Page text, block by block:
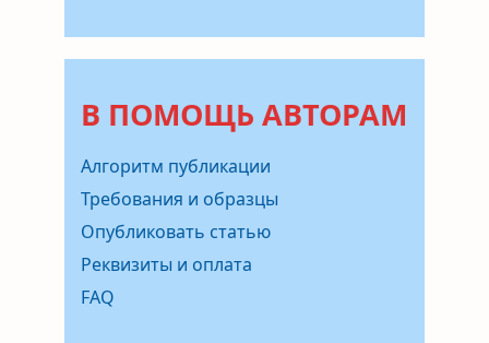
В ПОМОЩЬ АВТОРАМ
Алгоритм публикации
Требования и образцы
Опубликовать статью
Реквизиты и оплата
FAQ